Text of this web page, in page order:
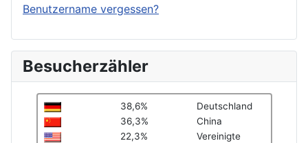
Benutzername vergessen?
Besucherzähler
38,6%
Deutschland
36,3%
China
22,3%
Vereinigte